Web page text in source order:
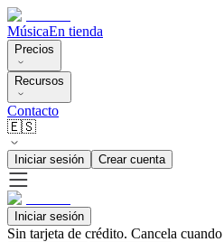
MúsicaEn tienda
Precios
Recursos
Contacto
🇪🇸
Iniciar sesión Crear cuenta
Iniciar sesión
Sin tarjeta de crédito. Cancela